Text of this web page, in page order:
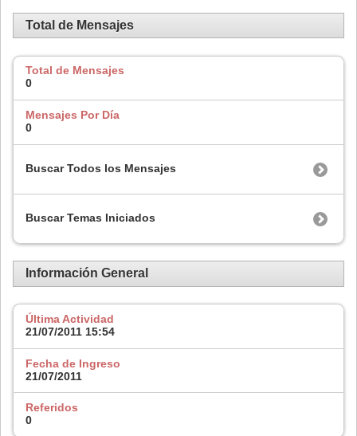
Total de Mensajes
Total de Mensajes
0
Mensajes Por Día
0
Buscar Todos los Mensajes
Buscar Temas Iniciados
Información General
Última Actividad
21/07/2011 15:54
Fecha de Ingreso
21/07/2011
Referidos
0